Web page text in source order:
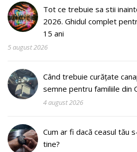
Tot ce trebuie sa stii
2026. Ghidul complet
15 ani
5 august 2026
Când trebuie curățate
semne pentru familiile din
4 august 2026
Cum ar fi dacă ceasul tău
tine?